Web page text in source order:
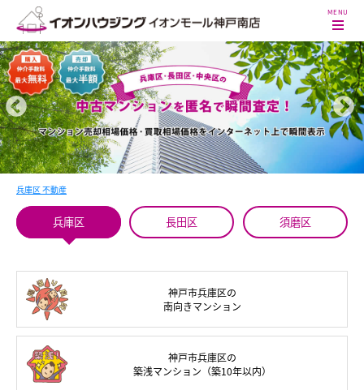
兵庫区 不動産
兵庫区 長田区 須磨区
神戸市兵庫区の
南向きマンション
神戸市兵庫区の
築浅マンション （築10年以内）